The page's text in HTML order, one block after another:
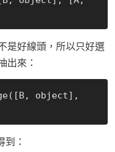
是好線頭，所以只好選
出來：
object],
：